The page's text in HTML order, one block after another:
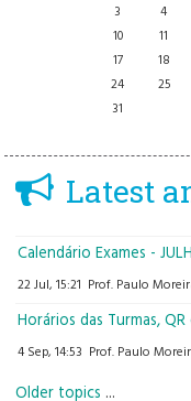
3
4
10
11
17
18
24
25
31
Latest
22 Jul, 15:21 Prof. Paulo
Calendário Exames -
4 Sep, 14:53 Prof. Paulo
Horários das Turmas,
Older topics ...